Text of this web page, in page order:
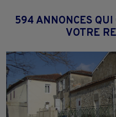
594 ANNONCES
VOTRE